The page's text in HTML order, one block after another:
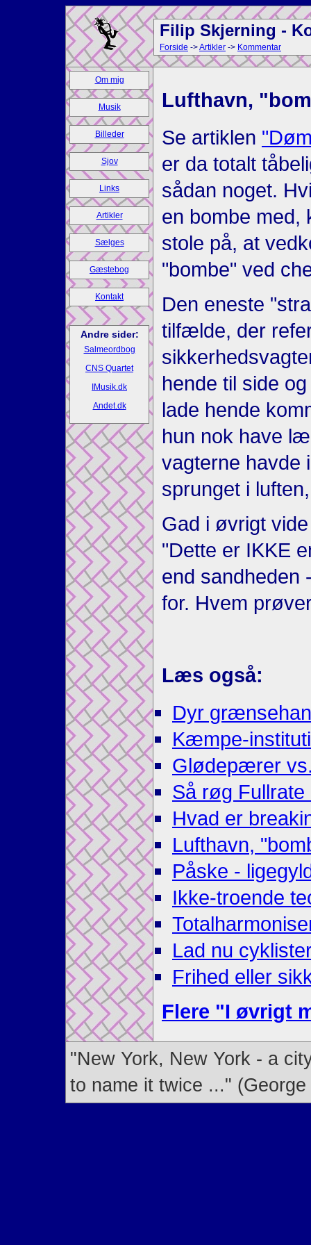
Filip Skjerning -
Forside ->Artikler -> Kommentar
Om mig
Musik
Billeder
Sjov
Links
Artikler
Sælges
Gæstebog
Kontakt
Andre sider:
Salmeordbog
CNS Quartet
IMusik.dk
Andet.dk
Lufthavn,
Se artiklen
er da totalt
sådan noget.
en bombe med,
stole på, at
"bombe" ved
Den eneste
tilfælde, der
hende til side
lade hende
hun nok have
vagterne havde
sprunget i
Gad i øvrigt
"Dette er IKKE
end sandheden
for. Hvem
Læs også:
Dyr
Kæmpe-
Glødepærer
Så røg Fullrate
Hvad er
Lufthavn,
Påske -
Ikke-troende
Lad nu
Frihed eller
Flere "I øvrigt
"New York, New York - a
to name it twice ..."